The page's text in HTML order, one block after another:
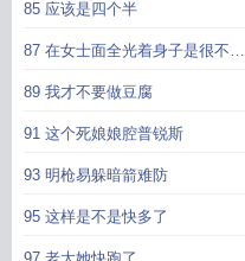
85 应该是四个半
87 在女士面全光着身子是很不礼
貌的
89 我才不要做豆腐
91 这个死娘娘腔普锐斯
93 明枪易躲暗箭难防
95 这样是不是快多了